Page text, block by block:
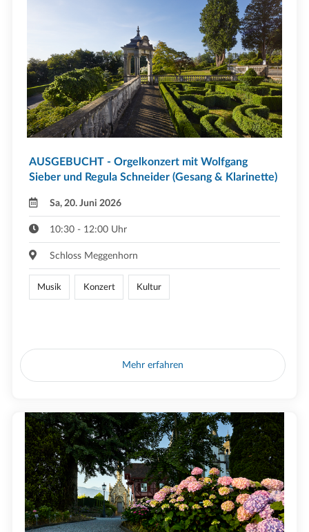
AUSGEBUCHT - Orgelkonzert mit Wolfgang
Sieber und Regula Schneider (Gesang & Klarinette)
Sa, 20. Juni 2026
10:30 - 12:00 Uhr
Schloss Meggenhorn
Musik Konzert Kultur
Mehr erfahren